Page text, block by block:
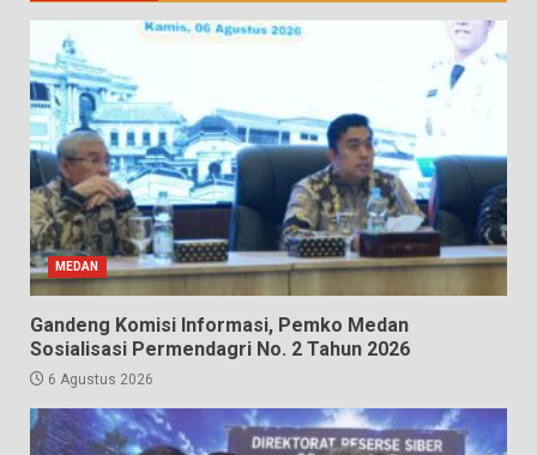
MEDAN
Gandeng Komisi Informasi, Pemko Medan
Sosialisasi Permendagri No. 2 Tahun 2026
6 Agustus 2026